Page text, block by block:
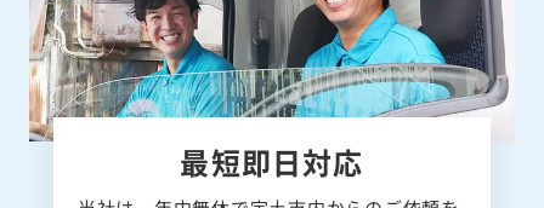
最短即日対応